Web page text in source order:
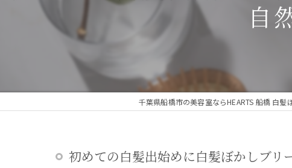
自
千葉県船橋市の美容室ならHEARTS 船橋 白髪
初めての白髪出始めに白髪ぼかしブリ